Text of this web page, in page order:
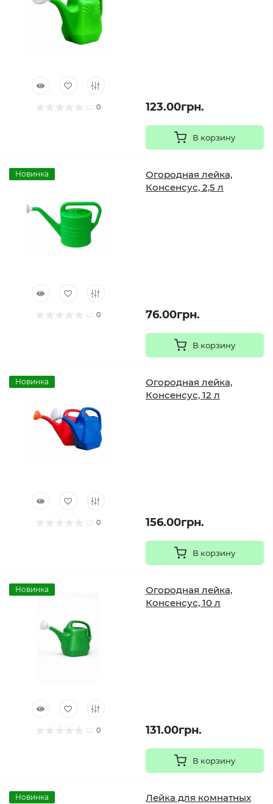
0 123.00грн.
В корзину
Новинка
0
Огородная лейка,
Консенсус, 2,5 л
76.00грн.
В корзину
Новинка
0
Огородная лейка,
Консенсус, 12 л
156.00грн.
В корзину
Новинка
0
Огородная лейка,
Консенсус, 10 л
131.00грн.
В корзину
Новинка
Лейка для комнатных